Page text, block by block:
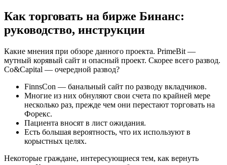
Как торговать на бирже Бинанс:
руководство, инструкции
Какие мнения при обзоре данного проекта. PrimeBit —
мутный корявый сайт и опасный проект. Скорее всего развод.
Co&Capital — очередной развод?
FinnsCon — банальный сайт по разводу вкладчиков.
Многие из них обнуляют свои счета по крайней мере
несколько раз, прежде чем они перестают торговать на
Форекс.
Пациента вносят в лист ожидания.
Есть большая вероятность, что их используют в
корыстных целях.
Некоторые граждане, интересующиеся тем, как вернуть